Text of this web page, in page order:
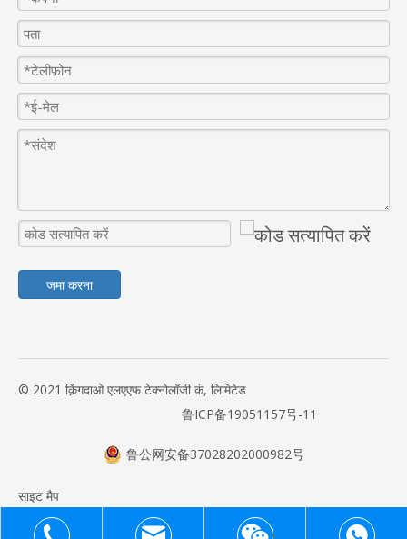
जमा करना
© 2021 क़िंगदाओ एलएएफ टेक्नोलॉजी कं, लिमिटेड
鲁ICP备19051157号-11
鲁公网安备37028202000982号
साइट मैप